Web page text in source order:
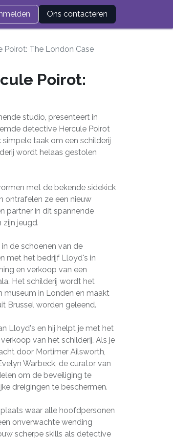
Ons contacteren
Poirot: The London Case
Poirot:
studio, presenteert in
detective Hercule Poirot
taak om een schilderij
wordt helaas gestolen
met de bekende sidekick
ontrafelen ze een nieuw
partner in dit spannende
jeugd.
de schoenen van de
met het bedrijf Lloyd's in
en verkoop van een
Het schilderij wordt het
museum in Londen en maakt
Brussel worden geleend.
Lloyd's en hij helpt je met het
van het schilderij. Als je
door Mortimer Ailsworth,
Warbeck, de curator van
om de beveiliging te
dreigingen te beschermen.
waar alle hoofdpersonen
onverwachte wending
scherpe skills als detective